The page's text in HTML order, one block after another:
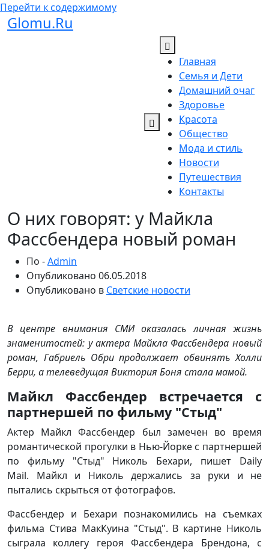
Перейти к содержимому
Glomu.Ru
Главная
Семья и Дети
Домашний очаг
Здоровье
Красота
Общество
Мода и стиль
Новости
Путешествия
Контакты
О них говорят: у Майкла
Фассбендера новый роман
По -Admin
Опубликовано 06.05.2018
Опубликовано в Светские новости
В центре внимания СМИ оказалась личная жизнь
знаменитостей: у актера Майкла Фассбендера новый
роман, Габриель Обри продолжает обвинять Холли
Берри, а телеведущая Виктория Боня стала мамой.
Майкл Фассбендер встречается с
партнершей по фильму "Стыд"
Актер Майкл Фассбендер был замечен во время
романтической прогулки в Нью-Йорке с партнершей
по фильму "Стыд" Николь Бехари, пишет Daily
Mail. Майкл и Николь держались за руки и не
пытались скрыться от фотографов.
Фассбендер и Бехари познакомились на съемках
фильма Стива МакКуина "Стыд". В картине Николь
сыграла коллегу героя Фассбендера Брендона, с